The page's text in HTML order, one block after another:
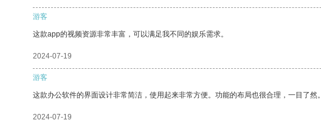
游客
这款app的视频资源非常丰富，可以满足我不同的娱乐需求。
2024-07-19
游客
这款办公软件的界面设计非常简洁，使用起来非常方便。功能的布局也很合理，一目了然。
2024-07-19